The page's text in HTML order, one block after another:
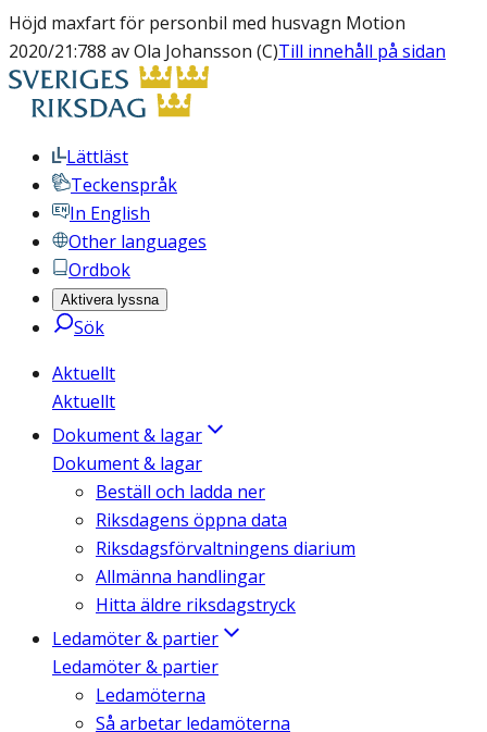
Höjd maxfart för personbil med husvagn Motion
2020/21:788 av Ola Johansson (C)Till innehåll på sidan
Lättläst
Teckenspråk
In English
Other languages
Ordbok
Aktivera lyssna
Sök
Aktuellt
Aktuellt
Dokument & lagar
Dokument & lagar
Beställ och ladda ner
Riksdagens öppna data
Riksdagsförvaltningens diarium
Allmänna handlingar
Hitta äldre riksdagstryck
Ledamöter & partier
Ledamöter & partier
Ledamöterna
Så arbetar ledamöterna